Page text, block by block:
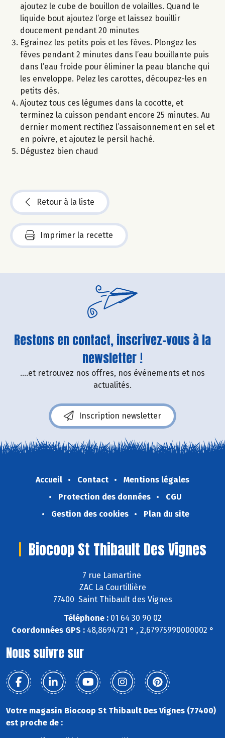
ajoutez le cube de bouillon de volailles. Quand le
liquide bout ajoutez l’orge et laissez bouillir
doucement pendant 20 minutes
Egrainez les petits pois et les fèves. Plongez les
fèves pendant 2 minutes dans l’eau bouillante puis
dans l’eau froide pour éliminer la peau blanche qui
les enveloppe. Pelez les carottes, découpez-les en
petits dés.
Ajoutez tous ces légumes dans la cocotte, et
terminez la cuisson pendant encore 25 minutes. Au
dernier moment rectifiez l’assaisonnement en sel et
en poivre, et ajoutez le persil haché.
Dégustez bien chaud
Retour à la liste
Imprimer la recette
Restons en contact, inscrivez-vous à la
newsletter !
....et retrouvez nos offres, nos événements et nos
actualités.
Inscription newsletter
Accueil Contact
Mentions légales
Protection des données
CGU
Gestion des cookies
Plan du site
Biocoop St Thibault Des Vignes
7 rue Lamartine
ZAC La Courtillière
77400 Saint Thibault des Vignes
Téléphone :01 64 30 90 02
Coordonnées GPS :48,8694721 ° , 2,67975990000002 °
Nous suivre sur
Votre magasin Biocoop St Thibault Des Vignes (77400)
est proche de :